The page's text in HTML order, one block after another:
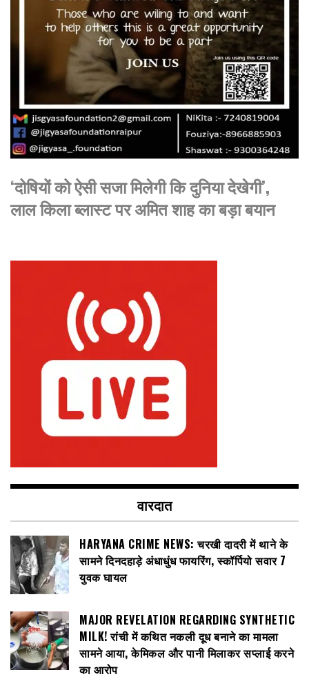
‘दोषियों को ऐसी सजा मिलेगी कि दुनिया देखेगी’,
लाल किला ब्लास्ट पर अमित शाह का बड़ा बयान
वारदात
HARYANA CRIME NEWS: चरखी दादरी में थाने के
सामने दिनदहाड़े अंधाधुंध फायरिंग, स्कॉर्पियो सवार 7
युवक घायल
MAJOR REVELATION REGARDING SYNTHETIC
MILK! रांची में कथित नकली दूध बनाने का मामला
सामने आया, केमिकल और पानी मिलाकर सप्लाई करने
का आरोप